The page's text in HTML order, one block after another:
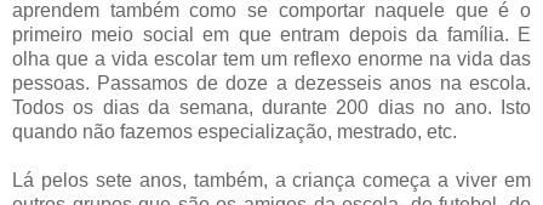
aprendem também como se comportar naquele que é o
primeiro meio social em que entram depois da família. E
olha que a vida escolar tem um reflexo enorme na vida das
pessoas. Passamos de doze a dezesseis anos na escola.
Todos os dias da semana, durante 200 dias no ano. Isto
quando não fazemos especialização, mestrado, etc.
Lá pelos sete anos, também, a criança começa a viver em